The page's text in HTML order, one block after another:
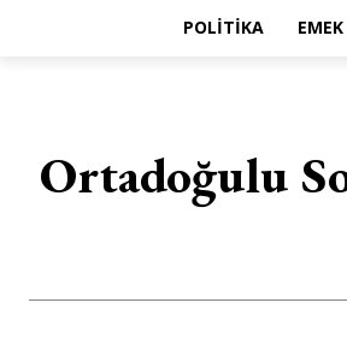
POLITIKA EMEK
Ortadoğulu